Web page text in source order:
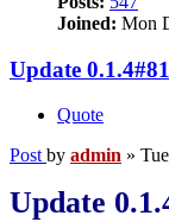
Joined: Mon
Update
Quote
Post by admin »
Update